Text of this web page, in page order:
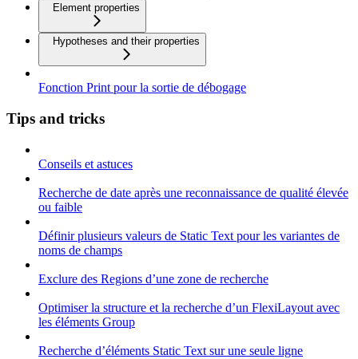
Element properties
Hypotheses and their properties
Fonction Print pour la sortie de débogage
Tips and tricks
Conseils et astuces
Recherche de date après une reconnaissance de qualité élevée
ou faible
Définir plusieurs valeurs de Static Text pour les variantes de
noms de champs
Exclure des Regions d’une zone de recherche
Optimiser la structure et la recherche d’un FlexiLayout avec
les éléments Group
Recherche d’éléments Static Text sur une seule ligne